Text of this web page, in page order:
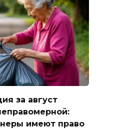
за август
имеют право